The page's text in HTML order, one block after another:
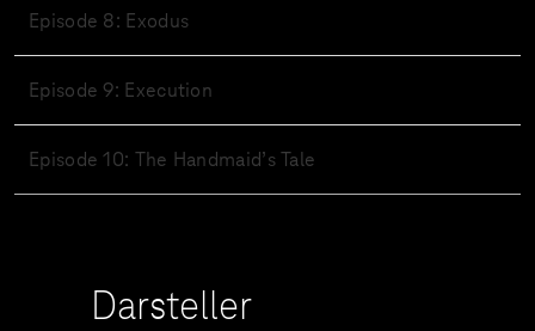
Episode 8: Exodus
Episode 9: Execution
Episode 10: The Handmaid’s Tale
Darsteller